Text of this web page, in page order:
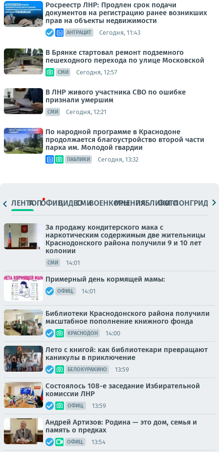
Росреестр ЛНР: Продлен срок подачи
документов на регистрацию ранее возникших
прав на объекты недвижимости
АНТРАЦИТ Сегодня, 11:43
В Брянке стартовал ремонт подземного
пешеходного перехода по улице Московской
СМИ Сегодня, 12:57
В ЛНР живого участника СВО по ошибке
признали умершим
СМИ Сегодня, 12:21
По народной программе в Краснодоне
продолжается благоустройство второй части
парка им. Молодой гвардии
ПАБЛИКИ Сегодня, 13:32
ЛЕНТАТОПОФИЦ.ВИДЕОСМИВОЕНКОРЫМНЕНИЯПАБЛИКИ
ФОТОЛОНГРИДЫ
За продажу кондитерского мака с
наркотическим содержимым две жительницы
Краснодонского района получили 9 и 10 лет
колонии
СМИ 14:01
Примерный день кормящей мамы:
ОФИЦ. 14:01
Библиотеки Краснодонского района получили
масштабное пополнение книжного фонда
КРАСНОДОН 14:00
Лето с книгой: как библиотекари превращают
каникулы в приключение
БЕЛОКУРАКИНО 13:59
Состоялось 108-е заседание Избирательной
комиссии ЛНР
ОФИЦ. 13:59
Андрей Артизов: Родина — это дом, семья и
память о предках
ОФИЦ. 13:54